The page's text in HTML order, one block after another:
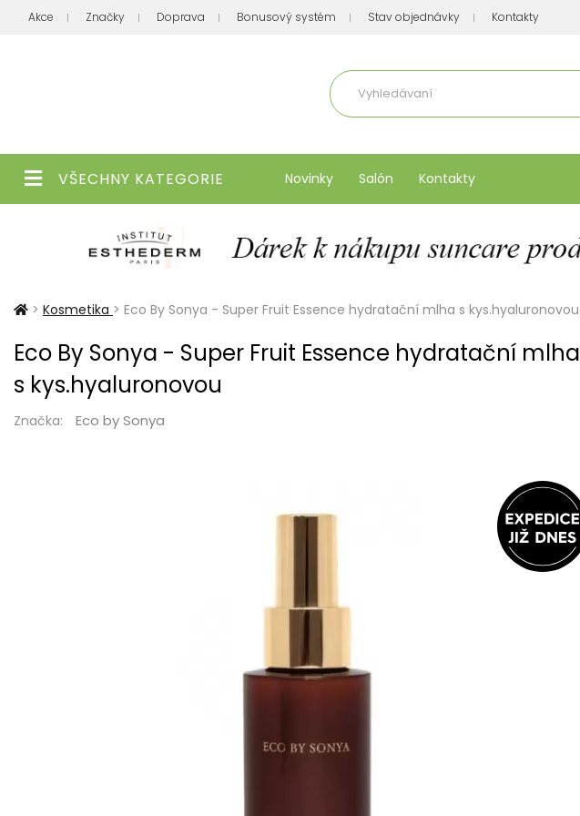
Akce Značky Doprava Bonusový systém Stav objednávky Kontakty
VŠECHNY KATEGORIE Novinky Salón Kontakty
> Kosmetika > Eco By Sonya - Super Fruit Essence hydratační mlha s kys.hyaluronovou
Eco By Sonya - Super Fruit Essence hydratační mlha
s kys.hyaluronovou
Značka: Eco by Sonya